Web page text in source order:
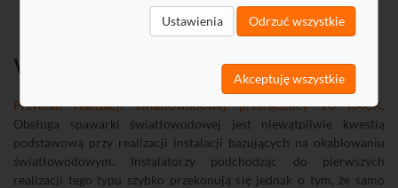
Ustawienia Odrzuć wszystkie
Akceptuję wszystkie
Warto przeczytać:
Przykład realizacji światłowodowej przełącznicy 1U RACK.
Obsługa spawarki światłowodowej jest niewątpliwie kwestią
podstawową przy realizacji instalacji bazujących na okablowaniu
światłowodowym. Instalatorzy podchodząc do pierwszych
realizacji tego typu szybko przekonują się jednak o tym, że samo